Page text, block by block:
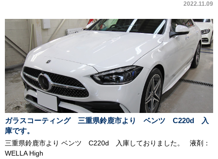
2022.11.09
ガラスコーティング 三重県鈴鹿市より ベンツ C220d 入
庫です。
三重県鈴鹿市より ベンツ C220d 入庫しておりました。 液剤：
WELLA High